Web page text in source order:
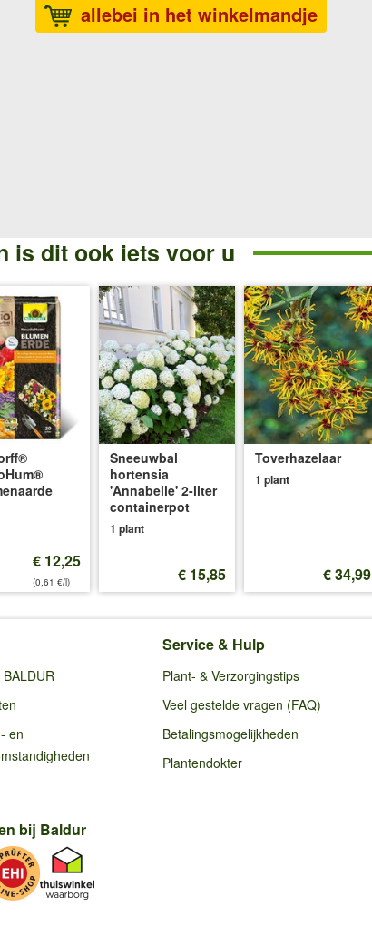
allebei in het winkelmandje
is dit ook iets voor u
€ 12,25
(0,61 €/l)
Sneeuwbal
hortensia
'Annabelle' 2-liter
containerpot
1 plant
€ 15,85
Toverhazelaar
1 plant
€ 34,99
en
Service & Hulp
Plant- & Verzorgingstips
Veel gestelde vragen (FAQ)
Betalingsmogelijkheden
Plantendokter
bij Baldur